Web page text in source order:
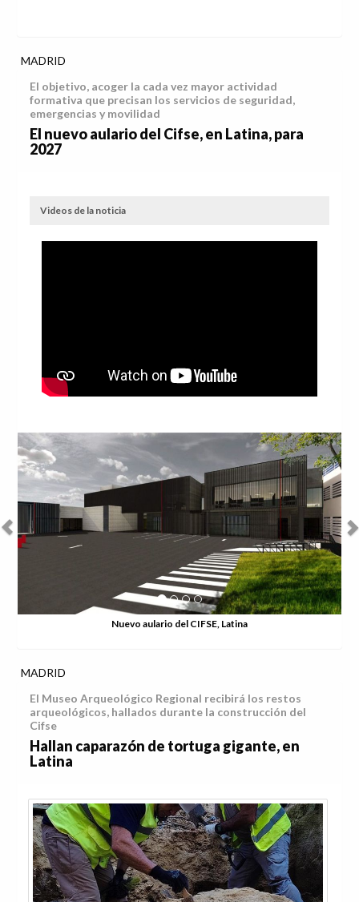
MADRID
El objetivo, acoger la cada vez mayor actividad
formativa que precisan los servicios de seguridad,
emergencias y movilidad
El nuevo aulario del Cifse, en Latina, para
2027
Videos de la noticia
Nuevo aulario del CIFSE, Latina
Anterior
MADRID
El Museo Arqueológico Regional recibirá los restos
arqueológicos, hallados durante la construcción del
Cifse
Hallan caparazón de tortuga gigante, en
Latina